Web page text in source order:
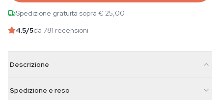
Spedizione gratuita sopra € 25,00
4.5/5da 781 recensioni
Descrizione
Spedizione e reso